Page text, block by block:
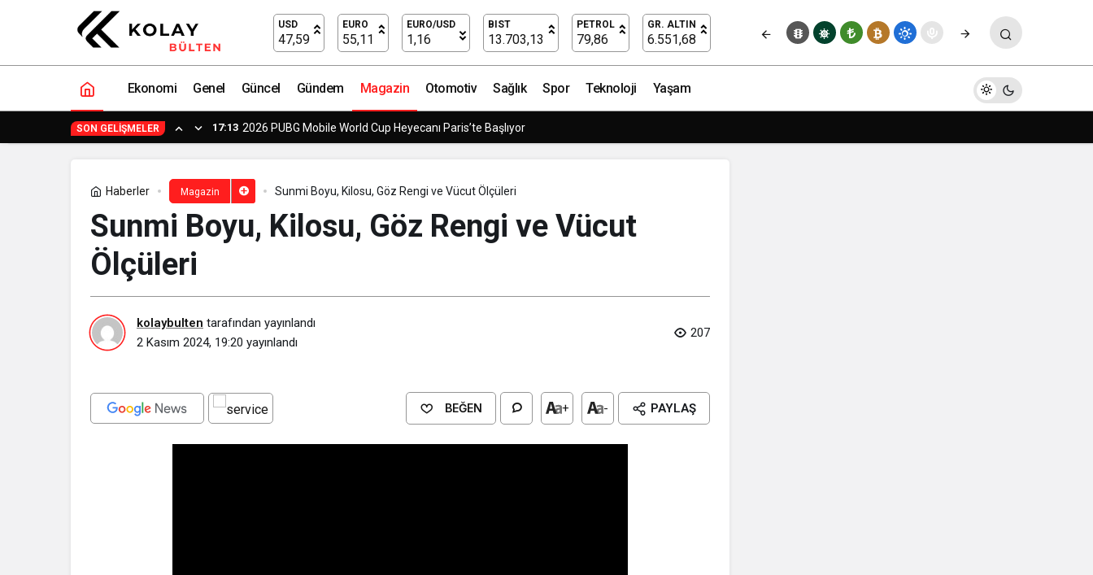
USD
47,59
EURO
55,11
EURO/USD
1,16
BIST
13.703,13
PETROL
79,86
GR. ALTIN
6.551,68
Ekonomi Genel Güncel Gündem Magazin Otomotiv Sağlık Spor Teknoloji Yaşam
SON GELIŞMELER 17:13 2026 PUBG Mobile World Cup Heyecanı Paris’te Başlıyor
Haberler Magazin Sunmi Boyu, Kilosu, Göz Rengi ve Vücut Ölçüleri
Sunmi Boyu, Kilosu, Göz Rengi ve Vücut
Ölçüleri
kolaybulten tarafından yayınlandı
2 Kasım 2024, 19:20 yayınlandı
207
BEĞEN + - PAYLAŞ
Sunmi Boyu, Kilosu, Göz Rengi ve Vücut Ölçüleri Yorum Yap